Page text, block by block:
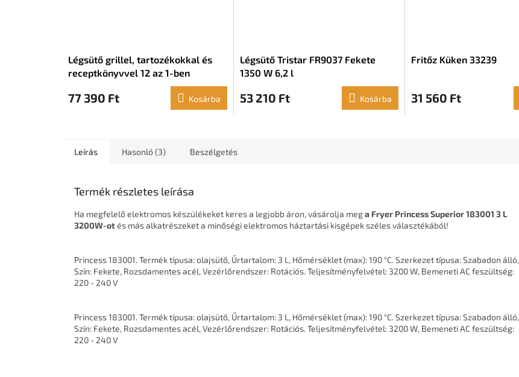
Légsütő grillel, tartozékokkal és
receptkönyvvel 12 az 1-ben
InnovaGoods Air Fryer Fryinn 6000
Steel Black (6 l) (3400 W)
77 390 Ft Kosárba
Légsütő Tristar FR9037 Fekete
1350 W 6,2 l
53 210 Ft Kosárba
Fritőz Küken 33239
31 560 Ft
Leírás Hasonló (3) Beszélgetés
Termék részletes leírása
Ha megfelelő elektromos készülékeket keres a legjobb áron, vásárolja mega Fryer Princess Superior 183001 3 L
3200W-otés más alkatrészeket a minőségi elektromos háztartási kisgépek széles választékából!
Princess 183001. Termék típusa: olajsütő, Űrtartalom: 3 L, Hőmérséklet (max): 190 °C. Szerkezet típusa: Szabadon álló,
Szín: Fekete, Rozsdamentes acél, Vezérlőrendszer: Rotációs. Teljesítményfelvétel: 3200 W, Bemeneti AC feszültség:
220 - 240 V
Princess 183001. Termék típusa: olajsütő, Űrtartalom: 3 L, Hőmérséklet (max): 190 °C. Szerkezet típusa: Szabadon álló,
Szín: Fekete, Rozsdamentes acél, Vezérlőrendszer: Rotációs. Teljesítményfelvétel: 3200 W, Bemeneti AC feszültség:
220 - 240 V